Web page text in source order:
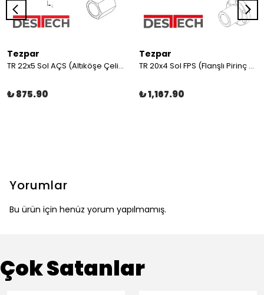
Tezpar
TR 22x5 Sol AÇS (Altıköşe Çelik Somun)
₺ 875.90
Tezpar
TR 20x4 Sol FPS (Flanşlı Pirinç Somun)
₺ 1,167.90
Yorumlar
Bu ürün için henüz yorum yapılmamış.
Çok Satanlar